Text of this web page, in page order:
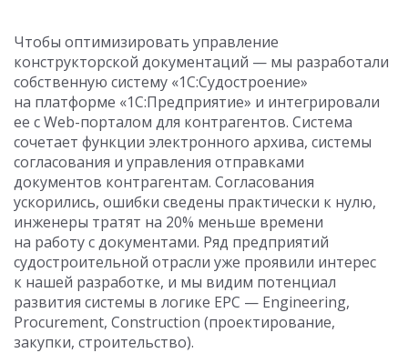
Чтобы оптимизировать управление
конструкторской документаций — мы разработали
собственную систему «1С:Судостроение»
на платформе «1С:Предприятие» и интегрировали
ее с Web-порталом для контрагентов. Система
сочетает функции электронного архива, системы
согласования и управления отправками
документов контрагентам. Согласования
ускорились, ошибки сведены практически к нулю,
инженеры тратят на 20% меньше времени
на работу с документами. Ряд предприятий
судостроительной отрасли уже проявили интерес
к нашей разработке, и мы видим потенциал
развития системы в логике EPC — Engineering,
Procurement, Construction (проектирование,
закупки, строительство).